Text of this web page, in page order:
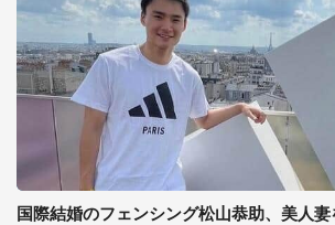
国際結婚のフェンシング松山恭助、美人